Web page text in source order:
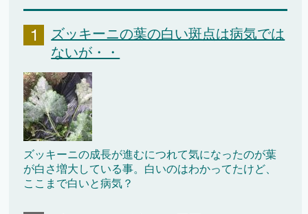
ズッキーニの葉の白い斑点は病気では
ないが・・
ズッキーニの成長が進むにつれて気になったのが葉
が白さ増大している事。白いのはわかってたけど、
ここまで白いと病気？